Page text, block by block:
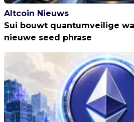
Altcoin Nieuws
Sui bouwt quantumveilige
nieuwe seed phrase